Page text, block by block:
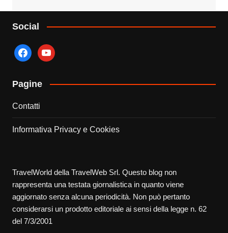
Social
facebookyoutube
Pagine
Contatti
Informativa Privacy e Cookies
TravelWorld della TravelWeb Srl. Questo blog non
rappresenta una testata giornalistica in quanto viene
aggiornato senza alcuna periodicità. Non può pertanto
considerarsi un prodotto editoriale ai sensi della legge n. 62
del 7/3/2001